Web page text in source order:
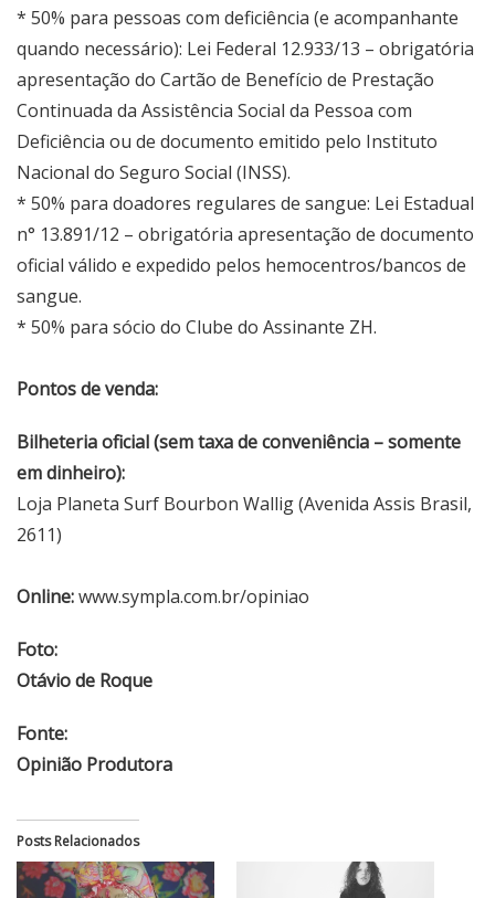
* 50% para pessoas com deficiência (e acompanhante
quando necessário): Lei Federal 12.933/13 – obrigatória
apresentação do Cartão de Benefício de Prestação
Continuada da Assistência Social da Pessoa com
Deficiência ou de documento emitido pelo Instituto
Nacional do Seguro Social (INSS).
* 50% para doadores regulares de sangue: Lei Estadual
n° 13.891/12 – obrigatória apresentação de documento
oficial válido e expedido pelos hemocentros/bancos de
sangue.
* 50% para sócio do Clube do Assinante ZH.
Pontos de venda:
Bilheteria oficial (sem taxa de conveniência – somente
em dinheiro):
Loja Planeta Surf Bourbon Wallig (Avenida Assis Brasil,
2611)
Online:www.sympla.com.br/opiniao
Foto:
Otávio de Roque
Fonte:
Opinião Produtora
Posts Relacionados